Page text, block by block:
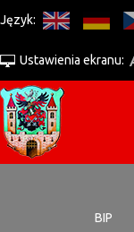
Język:
Ustawienia ekranu:
BIP